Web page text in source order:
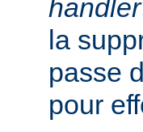
handler
la
passe
pour